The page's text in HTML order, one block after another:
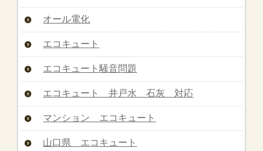
オール電化
エコキュート
エコキュート騒音問題
エコキュート 井戸水 石灰 対応
マンション エコキュート
山口県 エコキュート